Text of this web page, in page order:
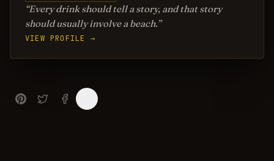
Every drink should tell a story, and that story
should usually involve a beach.
VIEW PROFILE →